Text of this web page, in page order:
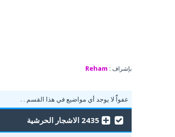
بإشراف : Reham
عفواًً لا يوجد أي مواضيع في هذا القسم . .
2435 الاشجار الحرشية